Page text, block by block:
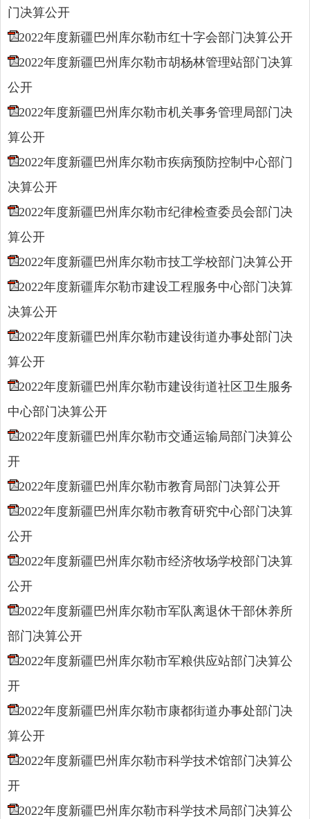
门决算公开
2022年度新疆巴州库尔勒市红十字会部门决算公开
2022年度新疆巴州库尔勒市胡杨林管理站部门决算
公开
2022年度新疆巴州库尔勒市机关事务管理局部门决
算公开
2022年度新疆巴州库尔勒市疾病预防控制中心部门
决算公开
2022年度新疆巴州库尔勒市纪律检查委员会部门决
算公开
2022年度新疆巴州库尔勒市技工学校部门决算公开
2022年度新疆库尔勒市建设工程服务中心部门决算
决算公开
2022年度新疆巴州库尔勒市建设街道办事处部门决
算公开
2022年度新疆巴州库尔勒市建设街道社区卫生服务
中心部门决算公开
2022年度新疆巴州库尔勒市交通运输局部门决算公
开
2022年度新疆巴州库尔勒市教育局部门决算公开
2022年度新疆巴州库尔勒市教育研究中心部门决算
公开
2022年度新疆巴州库尔勒市经济牧场学校部门决算
公开
2022年度新疆巴州库尔勒市军队离退休干部休养所
部门决算公开
2022年度新疆巴州库尔勒市军粮供应站部门决算公
开
2022年度新疆巴州库尔勒市康都街道办事处部门决
算公开
2022年度新疆巴州库尔勒市科学技术馆部门决算公
开
2022年度新疆巴州库尔勒市科学技术局部门决算公